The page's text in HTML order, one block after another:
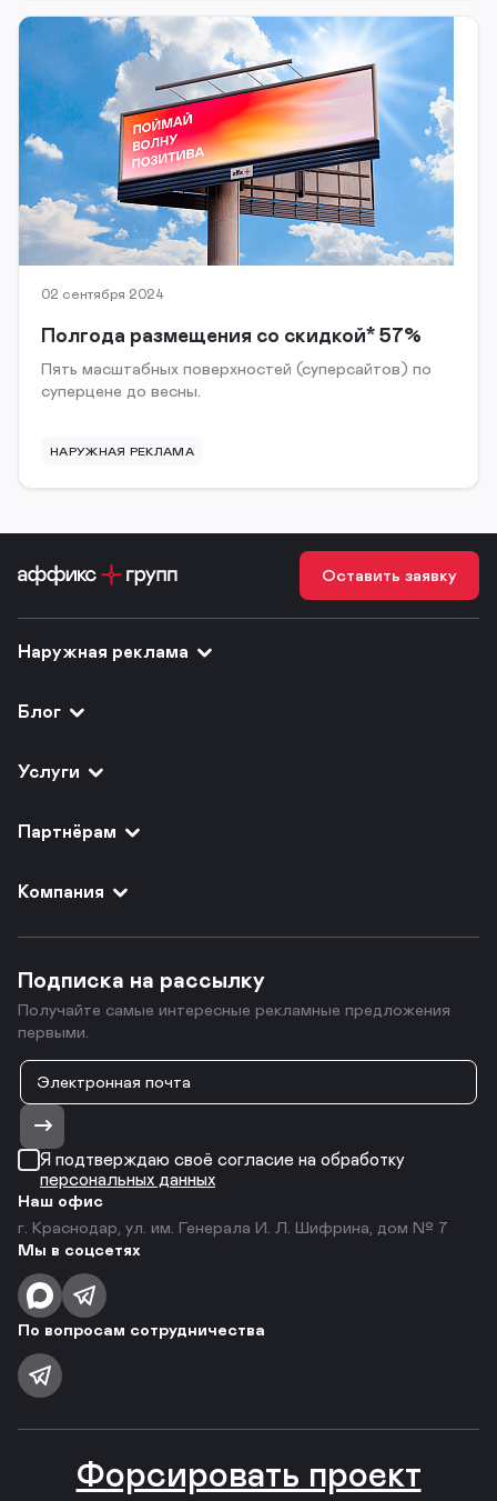
02 сентября 2024
Полгода размещения со скидкой* 57%
Пять масштабных поверхностей (суперсайтов) по
суперцене до весны.
НАРУЖНАЯ РЕКЛАМА
Оставить заявку
Наружная реклама
Блог
Услуги
Партнёрам
Компания
Подписка на рассылку
Получайте самые интересные рекламные предложения
первыми.
Я подтверждаю своё согласие на обработку
персональных данных
Наш офис
г. Краснодар, ул. им. Генерала И. Л. Шифрина, дом № 7
Мы в соцсетях
По вопросам сотрудничества
Форсировать проект